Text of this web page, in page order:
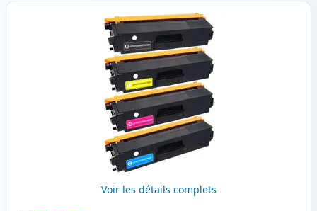
Produits
Voir les détails complets